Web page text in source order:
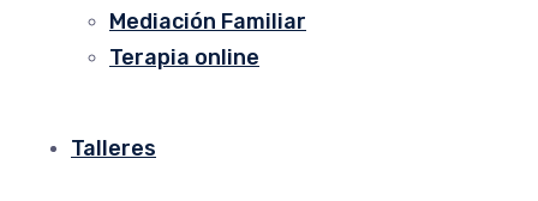
Mediación Familiar
Terapia online
Talleres